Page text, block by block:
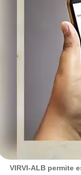
VIRVI-ALB permite